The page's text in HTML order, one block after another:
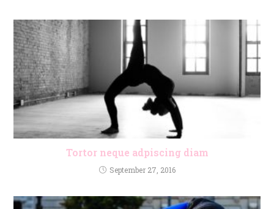
Tortor neque adpiscing diam
September 27, 2016